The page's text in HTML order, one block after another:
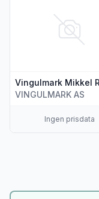
VINGULMARK AS
Ingen prisdata